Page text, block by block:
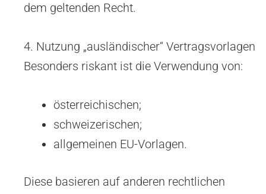
dem geltenden Recht.
4. Nutzung „ausländischer“ Vertragsvorlagen
Besonders riskant ist die Verwendung von:
österreichischen;
schweizerischen;
allgemeinen EU-Vorlagen.
Diese basieren auf anderen rechtlichen